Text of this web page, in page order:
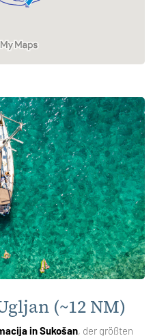
(~12 NM)
in Sukošan, der größten